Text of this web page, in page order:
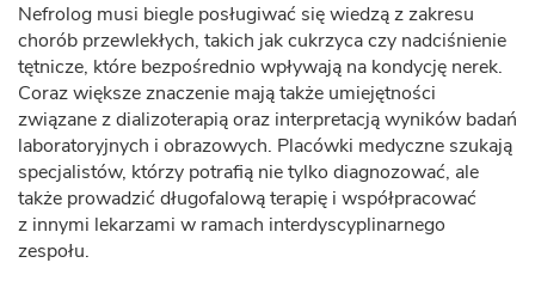
Nefrolog musi biegle posługiwać się wiedzą z zakresu
chorób przewlekłych, takich jak cukrzyca czy nadciśnienie
tętnicze, które bezpośrednio wpływają na kondycję nerek.
Coraz większe znaczenie mają także umiejętności
związane z dializoterapią oraz interpretacją wyników badań
laboratoryjnych i obrazowych. Placówki medyczne szukają
specjalistów, którzy potrafią nie tylko diagnozować, ale
także prowadzić długofalową terapię i współpracować
z innymi lekarzami w ramach interdyscyplinarnego
zespołu.